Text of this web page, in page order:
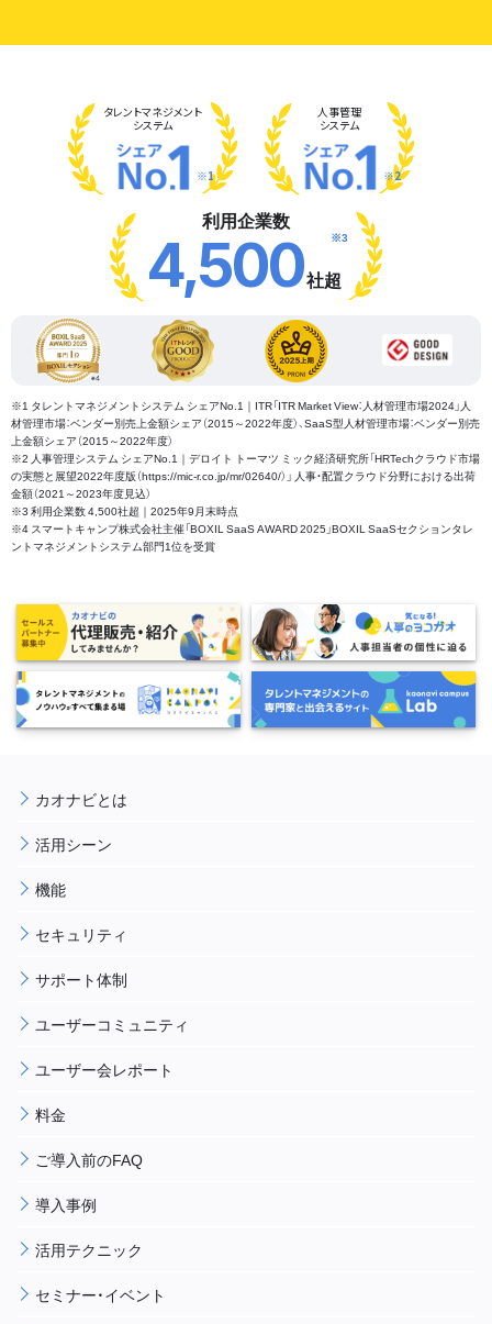
タレントマネジメント
システム
※1
人事管理
システム
※2
利用企業数
4,500社超
※3
※1 タレントマネジメントシステム シェアNo.1｜ITR「ITR Market View：人材管理市場2024」人
材管理市場：ベンダー別売上金額シェア（2015～2022年度）、SaaS型人材管理市場：ベンダー別売
上金額シェア（2015～2022年度）
※2 人事管理システム シェアNo.1｜デロイト トーマツ ミック経済研究所「HRTechクラウド市場
の実態と展望2022年度版（https://mic-r.co.jp/mr/02640/）」 人事・配置クラウド分野における出荷
金額（2021～2023年度見込）
※3 利用企業数 4,500社超｜2025年9月末時点
※4 スマートキャンプ株式会社主催「BOXIL SaaS AWARD 2025」BOXIL SaaSセクションタレ
ントマネジメントシステム部門1位を受賞
カオナビとは
活用シーン
機能
セキュリティ
サポート体制
ユーザーコミュニティ
ユーザー会レポート
料金
ご導入前のFAQ
導入事例
活用テクニック
セミナー・イベント